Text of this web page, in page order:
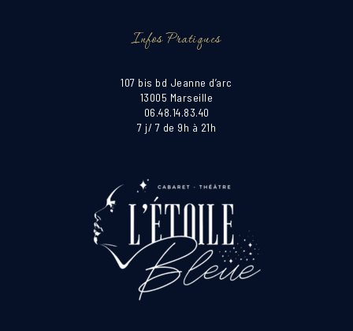
Infos Pratiques
107 bis bd Jeanne d’arc
13005 Marseille
06.48.14.83.40
7 j/ 7 de 9h à 21h